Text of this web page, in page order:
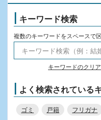
キーワード検索
複数のキーワードをスペースで
キーワードのクリア
よく検索されている
ゴミ 戸籍 フリガナ